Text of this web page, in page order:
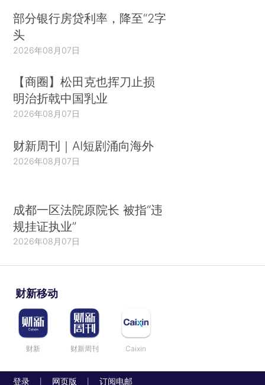
部分银行房贷利率，降至“2字
头
2026年08月07日
【商圈】松田克也挥刀止损
明治折戟中国乳业
2026年08月07日
财新周刊｜AI短剧涌向海外
2026年08月07日
成都一区法院原院长 被指“违
规挂证执业”
2026年08月07日
财新移动
财新 财新周刊 Caixin
登录 网页版 订阅电邮